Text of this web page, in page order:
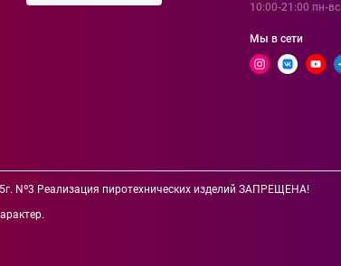
10:00-21:00 пн-вс
Мы в сети
Nº3 Реализация пиротехнических изделий ЗАПРЕЩЕНА!